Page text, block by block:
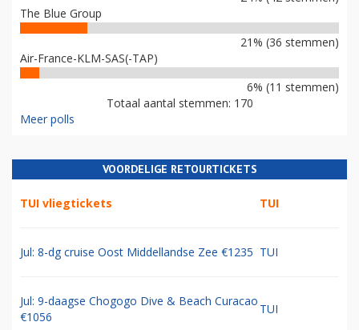
The Blue Group
21% (36 stemmen)
Air-France-KLM-SAS(-TAP)
6% (11 stemmen)
Totaal aantal stemmen: 170
Meer polls
VOORDELIGE RETOURTICKETS
TUI vliegtickets TUI
Jul: 8-dg cruise Oost Middellandse Zee €1235 TUI
Jul: 9-daagse Chogogo Dive & Beach Curacao
€1056
TUI